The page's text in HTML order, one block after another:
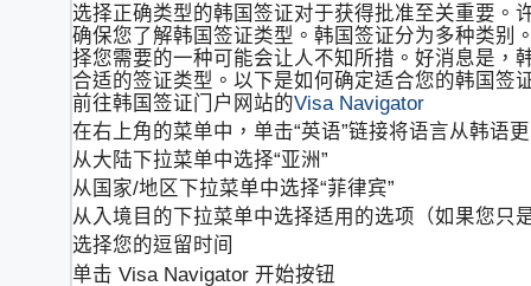
选择正确类型的韩国签证对于获得批准至关重要。
确保您了解韩国签证类型。韩国签证分为多种类别
择您需要的一种可能会让人不知所措。好消息是，
合适的签证类型。以下是如何确定适合您的韩国签
前往韩国签证门户网站的Visa Navigator
在右上角的菜单中，单击“英语”链接将语言从韩语
从大陆下拉菜单中选择“亚洲”
从国家/地区下拉菜单中选择“菲律宾”
从入境目的下拉菜单中选择适用的选项（如果您只
选择您的逗留时间
单击 Visa Navigator 开始按钮